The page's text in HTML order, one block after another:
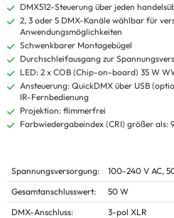
DMX512-Steuerung über jeden
2, 3 oder 5 DMX-Kanäle wählbar für
Anwendungsmöglichkeiten
Schwenkbarer Montagebügel
Durchschleifausgang zur
LED: 2 x COB (Chip-on-board) 35 W
Ansteuerung: QuickDMX über USB
IR-Fernbedienung
Projektion: flimmerfrei
Farbwiedergabeindex (CRI) größer als:
Spannungsversorgung:
100-240 V AC,
Gesamtanschlusswert:
50 W
DMX-Anschluss:
3-pol XLR